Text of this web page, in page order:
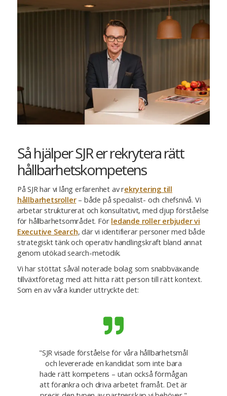
Så hjälper SJR er rekrytera rätt
hållbarhetskompetens
På SJR har vi lång erfarenhet av rekrytering till
hållbarhetsroller– både på specialist- och chefsnivå. Vi
arbetar strukturerat och konsultativt, med djup förståelse
för hållbarhetsområdet. För ledande roller erbjuder vi
Executive Search, där vi identifierar personer med både
strategiskt tänk och operativ handlingskraft bland annat
genom utökad search-metodik.
Vi har stöttat såväl noterade bolag som snabbväxande
tillväxtföretag med att hitta rätt person till rätt kontext.
Som en av våra kunder uttryckte det:
"SJR visade förståelse för våra hållbarhetsmål
och levererade en kandidat som inte bara
hade rätt kompetens – utan också förmågan
att förankra och driva arbetet framåt. Det är